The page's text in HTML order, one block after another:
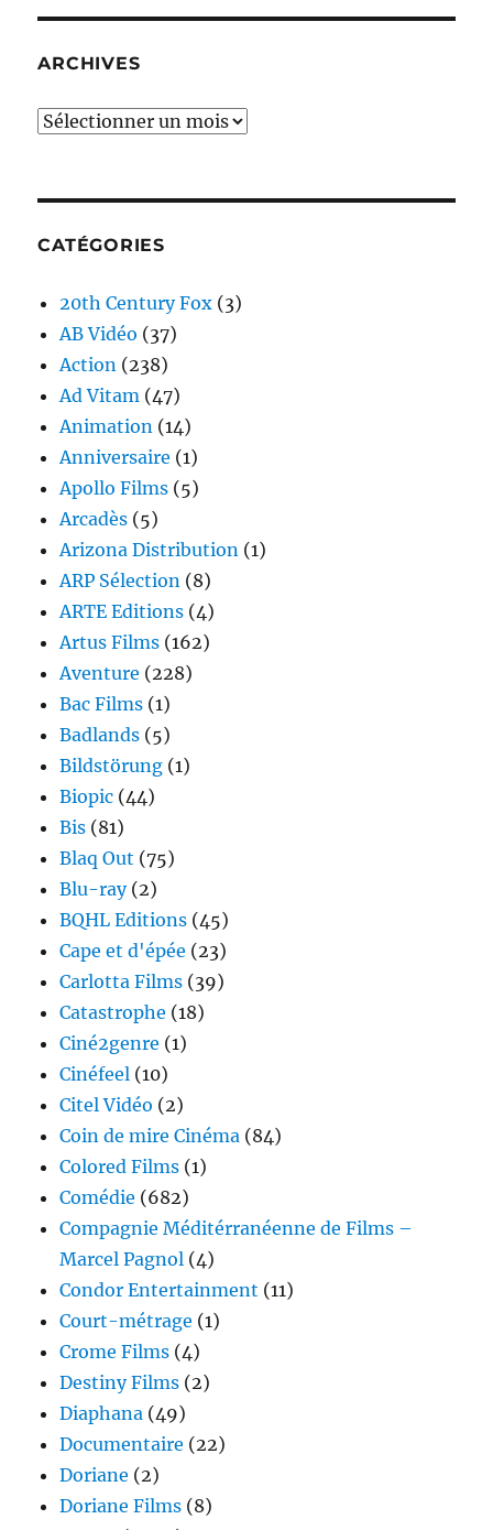
ARCHIVES
Archives
CATÉGORIES
20th Century Fox (3)
AB Vidéo (37)
Action (238)
Ad Vitam (47)
Animation (14)
Anniversaire (1)
Apollo Films (5)
Arcadès (5)
Arizona Distribution (1)
ARP Sélection (8)
ARTE Editions (4)
Artus Films (162)
Aventure (228)
Bac Films (1)
Badlands (5)
Bildstörung (1)
Biopic (44)
Bis (81)
Blaq Out (75)
Blu-ray(2)
BQHL Editions (45)
Cape et d'épée (23)
Carlotta Films (39)
Catastrophe (18)
Ciné2genre (1)
Cinéfeel (10)
Citel Vidéo (2)
Coin de mire Cinéma (84)
Colored Films (1)
Comédie (682)
Compagnie Méditérranéenne de Films –
Marcel Pagnol (4)
Condor Entertainment (11)
Court-métrage (1)
Crome Films (4)
Destiny Films (2)
Diaphana (49)
Documentaire (22)
Doriane (2)
Doriane Films (8)